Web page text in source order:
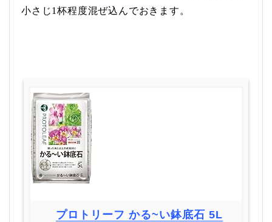
小さじ1杯程度混ぜ込んでおきます。
プロトリーフ かる~い鉢底石 5L